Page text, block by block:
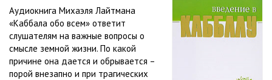
Аудиокнига Михаэля Лайтмана
«Каббала обо всем» ответит
слушателям на важные вопросы о
смысле земной жизни. По какой
причине она дается и обрывается –
порой внезапно и при трагических